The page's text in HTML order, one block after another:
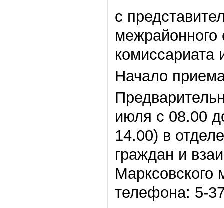
с
межрайонного
комиссариата
Начало
июля с 08.00
14.00) в
граждан и
Марксовского
телефона: 5-